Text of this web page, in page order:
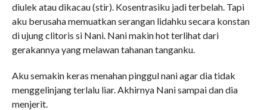
diulek atau dikacau (stir). Kosentrasiku jadi terbelah. Tapi
aku berusaha memuatkan serangan lidahku secara konstan
di ujung clitoris si Nani. Nani makin hot terlihat dari
gerakannya yang melawan tahanan tanganku.
Aku semakin keras menahan pinggul nani agar dia tidak
menggelinjang terlalu liar. Akhirnya Nani sampai dan dia
menjerit.